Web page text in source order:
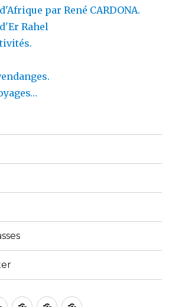
par René CARDONA.
Rahel
ActivitésGalerieMembres
Nous